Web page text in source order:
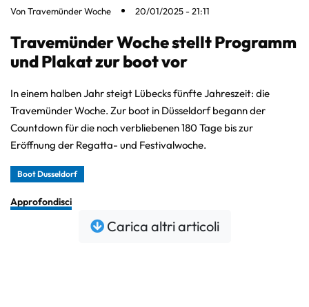
VonTravemünder Woche 20/01/2025 - 21:11
Travemünder Woche stellt Programm
und Plakat zur boot vor
In einem halben Jahr steigt Lübecks fünfte Jahreszeit: die
Travemünder Woche. Zur boot in Düsseldorf begann der
Countdown für die noch verbliebenen 180 Tage bis zur
Eröffnung der Regatta- und Festivalwoche.
Boot Dusseldorf
Approfondisci
Carica altri articoli